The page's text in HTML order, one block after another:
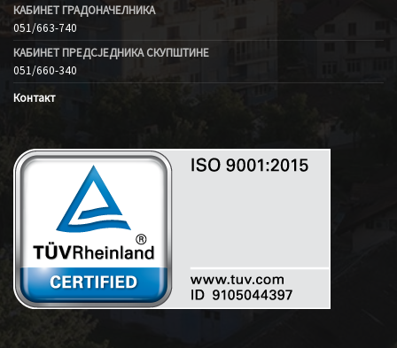
КАБИНЕТ ГРАДОНАЧЕЛНИКА
051/663-740
КАБИНЕТ ПРЕДСЈЕДНИКА СКУПШТИНЕ
051/660-340
Контакт